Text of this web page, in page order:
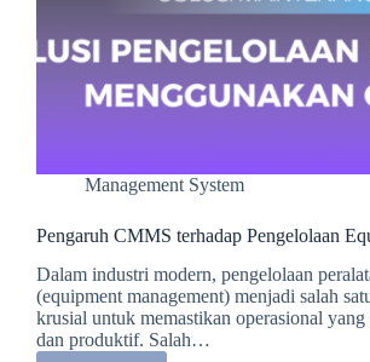
Management System
Pengaruh CMMS terhadap Pengelolaan
Dalam industri modern, pengelolaan
(equipment management) menjadi salah
krusial untuk memastikan operasional yang
dan produktif. Salah…